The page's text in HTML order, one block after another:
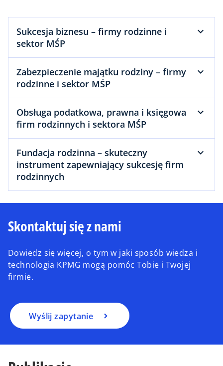
Sukcesja biznesu – firmy rodzinne i
sektor MŚP
Zabezpieczenie majątku rodziny – firmy
rodzinne i sektor MŚP
Obsługa podatkowa, prawna i księgowa
firm rodzinnych i sektora MŚP
Fundacja rodzinna – skuteczny
instrument zapewniający sukcesję firm
rodzinnych
Skontaktuj się z nami
Dowiedz się więcej, o tym w jaki sposób wiedza i
technologia KPMG mogą pomóc Tobie i Twojej
firmie.
Wyślij zapytanie